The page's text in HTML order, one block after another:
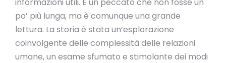
po’ più lunga, ma è comunque una grande
lettura. La storia è stata un’esplorazione
coinvolgente delle complessità delle relazioni
umane, un esame sfumato e stimolante dei modi